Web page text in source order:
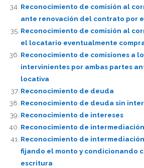
Reconocimiento de comisión al
ante renovación del contrato por
Reconocimiento de comisión al
el locatario eventualmente
Reconocimiento de comisiones a
intervinientes por ambas partes
locativa
Reconocimiento de deuda
Reconocimiento de deuda sin
Reconocimiento de intereses
Reconocimiento de
Reconocimiento de
fijando el monto y condicionando
escritura